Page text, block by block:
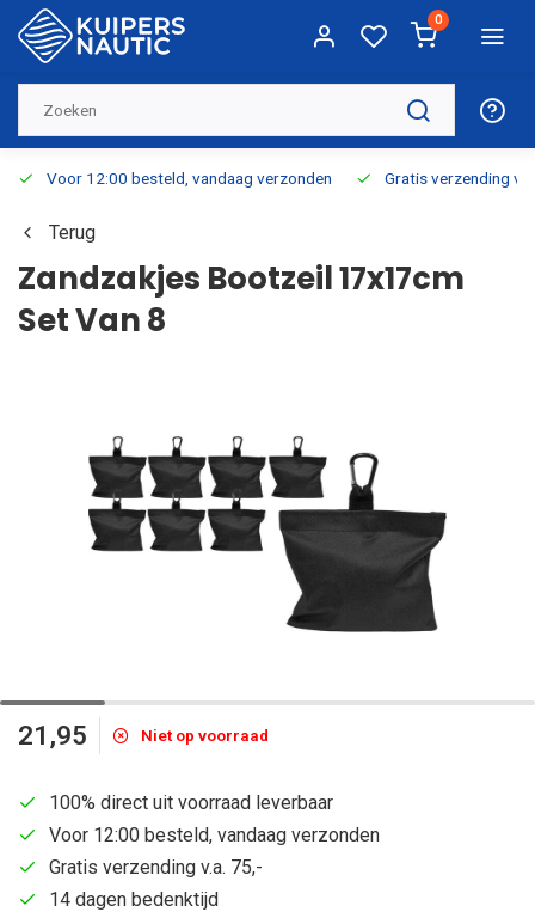
0
Voor 12:00 besteld, vandaag verzonden Gratis verzending
Terug
Zandzakjes Bootzeil 17x17cm
Set Van 8
21,95 Niet op voorraad
100% direct uit voorraad leverbaar
Voor 12:00 besteld, vandaag verzonden
Gratis verzending v.a. 75,-
14 dagen bedenktijd